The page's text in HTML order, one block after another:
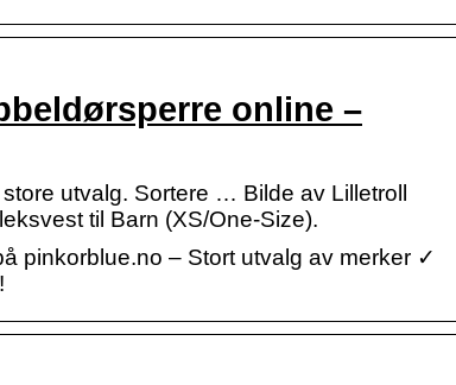
online –
utvalg. Sortere … Bilde av Lilletroll
til Barn (XS/One-Size).
pinkorblue.no – Stort utvalg av merker ✓